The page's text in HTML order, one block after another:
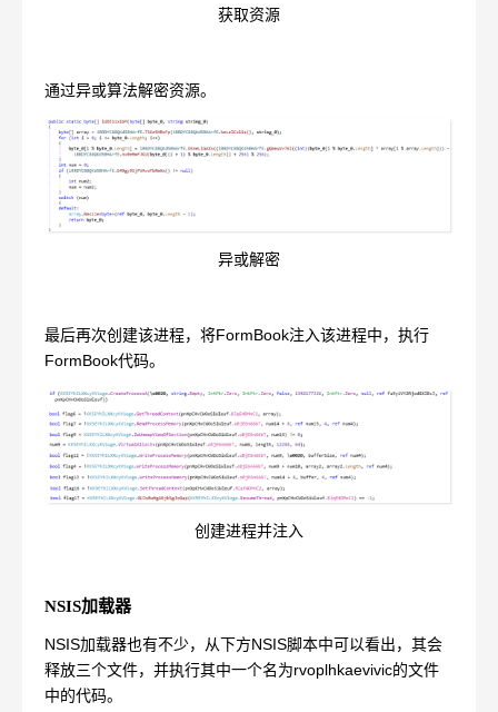
获取资源
通过异或算法解密资源。
异或解密
最后再次创建该进程，将FormBook注入该进程中，执行
FormBook代码。
创建进程并注入
NSIS加载器
NSIS加载器也有不少，从下方NSIS脚本中可以看出，其会
释放三个文件，并执行其中一个名为rvoplhkaevivic的文件
中的代码。